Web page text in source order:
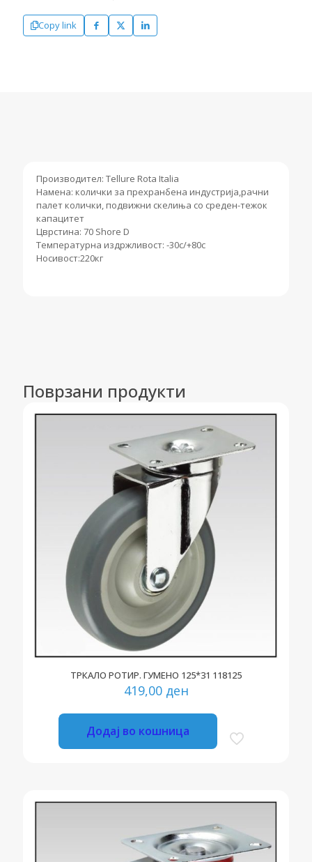
Copy link
Производител: Tellure Rota Italia
Намена: колички за прехранбена индустрија,рачни
палет колички, подвижни скелиња со среден-тежок
капацитет
Цврстина: 70 Shore D
Температурна издржливост: -30c/+80c
Носивост:220кг
Поврзани продукти
ТРКАЛО РОТИР. ГУМЕНО 125*31 118125
419,00 ден
Додај во кошница